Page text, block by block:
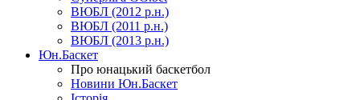
ВЮБЛ (2012 р.н.)
ВЮБЛ (2011 р.н.)
ВЮБЛ (2013 р.н.)
Юн.Баскет
Про юнацький баскетбол
Новини Юн.Баскет